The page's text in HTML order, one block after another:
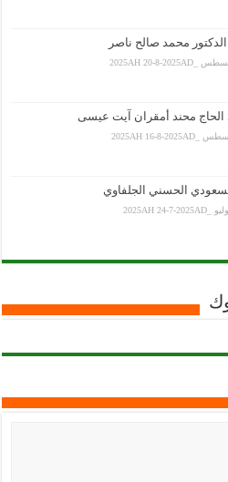
الدكتور محمد صالح ناصر
الحاج محند أمقران آيت عيسى
الحسني الجلفاوي